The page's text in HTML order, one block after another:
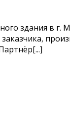
здания в г.